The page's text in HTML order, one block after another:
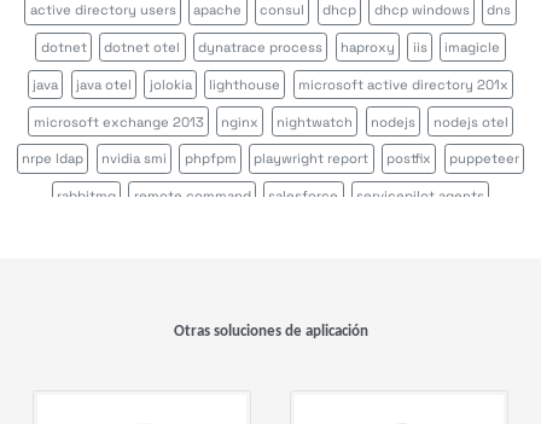
active directory users apache consul dhcp dhcp windows dns
dotnet dotnet otel dynatrace process haproxy iis imagicle
java java otel jolokia lighthouse microsoft active directory 201x
microsoft exchange 2013 nginx nightwatch nodejs nodejs otel
nrpe ldap nvidia smi phpfpm playwright report postfix puppeteer
rabbitmq remote command salesforce servicepilot agents
Otras soluciones de aplicación